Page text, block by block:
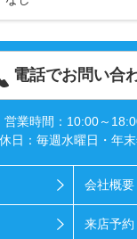
電話でお問い合
営業時間：10:00～
日：毎週水曜日・年
会社概要
来店予約